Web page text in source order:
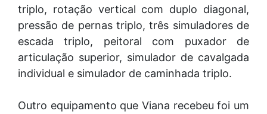
triplo, rotação vertical com duplo diagonal,
pressão de pernas triplo, três simuladores de
escada triplo, peitoral com puxador de
articulação superior, simulador de cavalgada
individual e simulador de caminhada triplo.
Outro equipamento que Viana recebeu foi um